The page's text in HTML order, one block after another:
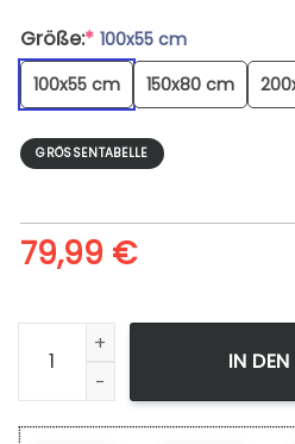
Größe:* 100x55 cm
100x55 cm
150x80 cm
GRÖSSENTABELLE
79,99 €
Leinwandbild Tons Of
IN